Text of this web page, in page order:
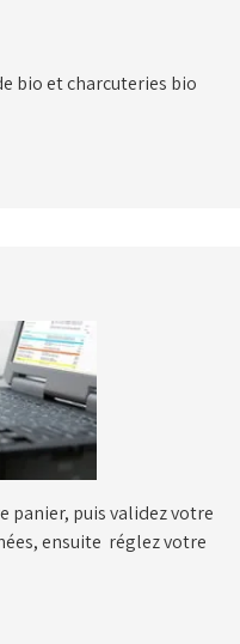
bio et charcuteries bio
panier, puis validez votre
ensuite réglez votre